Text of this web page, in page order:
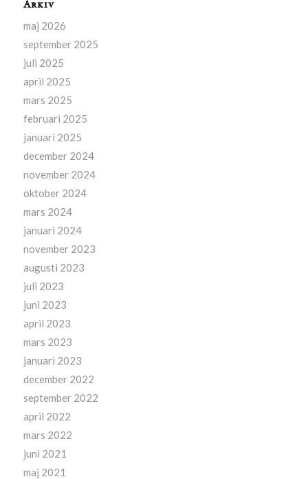
Arkiv
maj 2026
september 2025
juli 2025
april 2025
mars 2025
februari 2025
januari 2025
december 2024
november 2024
oktober 2024
mars 2024
januari 2024
november 2023
augusti 2023
juli 2023
juni 2023
april 2023
mars 2023
januari 2023
december 2022
september 2022
april 2022
mars 2022
juni 2021
maj 2021